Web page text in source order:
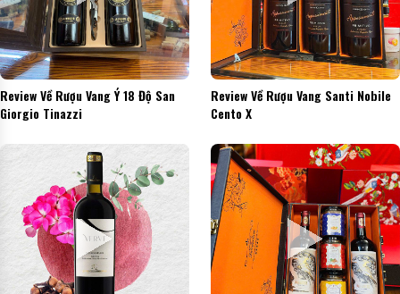
Review Về Rượu Vang Ý 18 Độ San
Giorgio Tinazzi
Review Về Rượu Vang Santi Nobile
Cento X